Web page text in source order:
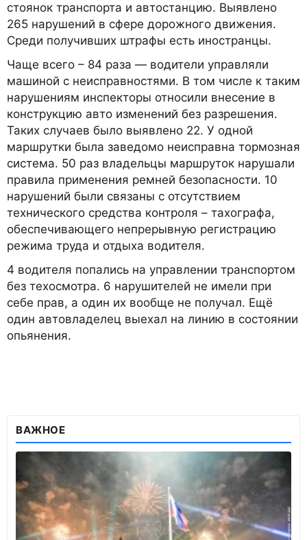
стоянок транспорта и автостанцию. Выявлено
265 нарушений в сфере дорожного движения.
Среди получивших штрафы есть иностранцы.
Чаще всего – 84 раза — водители управляли
машиной с неисправностями. В том числе к таким
нарушениям инспекторы относили внесение в
конструкцию авто изменений без разрешения.
Таких случаев было выявлено 22. У одной
маршрутки была заведомо неисправна тормозная
система. 50 раз владельцы маршруток нарушали
правила применения ремней безопасности. 10
нарушений были связаны с отсутствием
технического средства контроля – тахографа,
обеспечивающего непрерывную регистрацию
режима труда и отдыха водителя.
4 водителя попались на управлении транспортом
без техосмотра. 6 нарушителей не имели при
себе прав, а один их вообще не получал. Ещё
один автовладелец выехал на линию в состоянии
опьянения.
ВАЖНОЕ